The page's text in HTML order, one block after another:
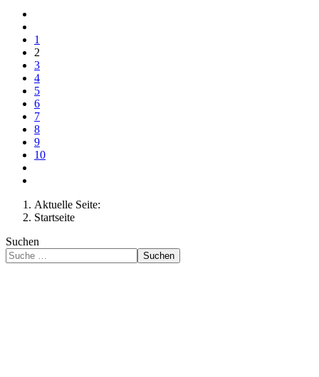
1
2
3
4
5
6
7
8
9
10
Aktuelle Seite:
Startseite
Suchen
Suchen